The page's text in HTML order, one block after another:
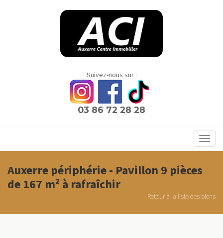
Suivez-nous sur :
03 86 72 28 28
Auxerre périphérie - Pavillon 9 pièces
de 167 m² à rafraîchir
Retour à la liste des biens